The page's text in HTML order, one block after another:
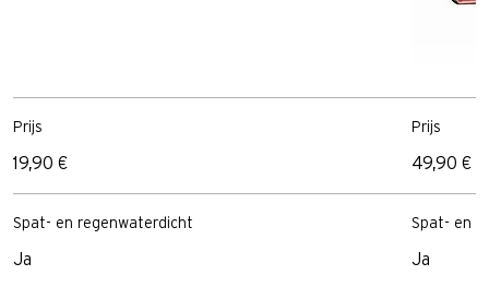
Prijs
19,90 €
Spat- en regenwaterdicht
Ja
Prijs
49,90 €
Spat- en
Ja